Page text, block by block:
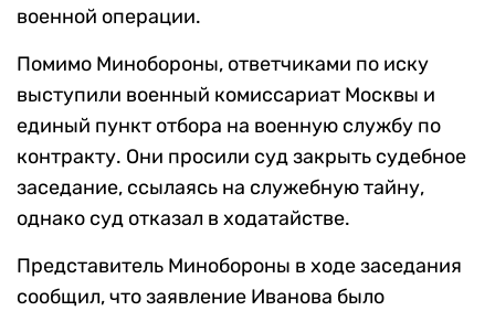
военной операции.
Помимо Минобороны, ответчиками по иску
выступили военный комиссариат Москвы и
единый пункт отбора на военную службу по
контракту. Они просили суд закрыть судебное
заседание, ссылаясь на служебную тайну,
однако суд отказал в ходатайстве.
Представитель Минобороны в ходе заседания
сообщил, что заявление Иванова было